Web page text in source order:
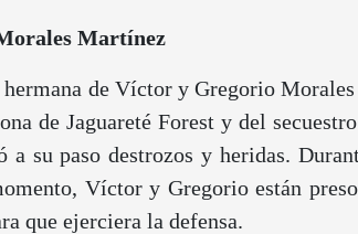
Martínez
hermana de Víctor y Gregorio
de Jaguareté Forest y del
a su paso destrozos y heridas.
Víctor y Gregorio están
que ejerciera la defensa.